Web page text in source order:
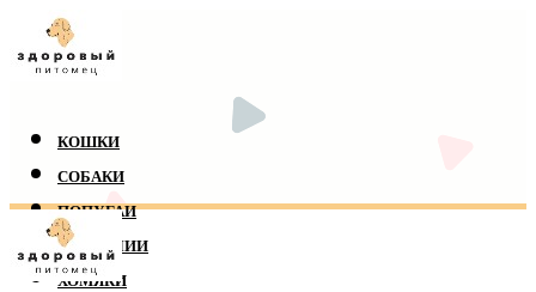
КОШКИ
СОБАКИ
ПОПУГАИ
РЕПТИЛИИ
ХОМЯКИ